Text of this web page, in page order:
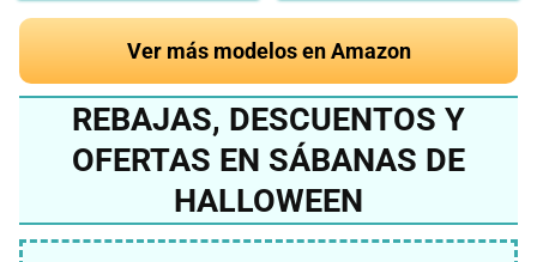
Ver más modelos en Amazon
REBAJAS, DESCUENTOS Y
OFERTAS EN SÁBANAS DE
HALLOWEEN